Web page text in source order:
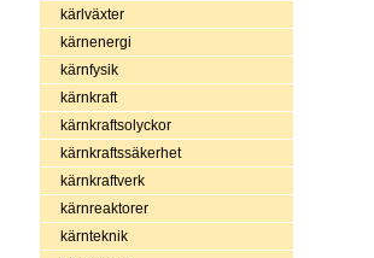
kärlväxter
kärnenergi
kärnfysik
kärnkraft
kärnkraftsolyckor
kärnkraftssäkerhet
kärnkraftverk
kärnreaktorer
kärnteknik